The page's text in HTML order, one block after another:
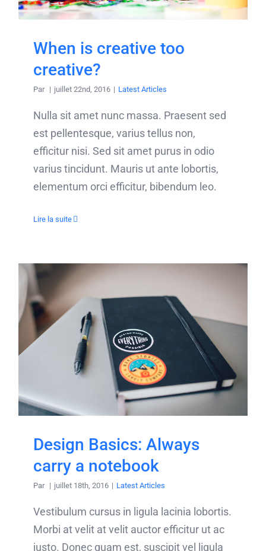
When is creative too
creative?
Par | juillet 22nd, 2016 | Latest Articles
Nulla sit amet nunc massa. Praesent sed
est pellentesque, varius tellus non,
efficitur nisi. Sed sit amet purus in odio
varius tincidunt. Mauris ut ante lobortis,
elementum orci efficitur, bibendum leo.
Lire la suite
Design Basics: Always
carry a notebook
Par | juillet 18th, 2016 | Latest Articles
Vestibulum cursus in ligula lacinia lobortis.
Morbi at velit at velit auctor efficitur ut ac
justo. Donec quam est, suscipit vel ligula